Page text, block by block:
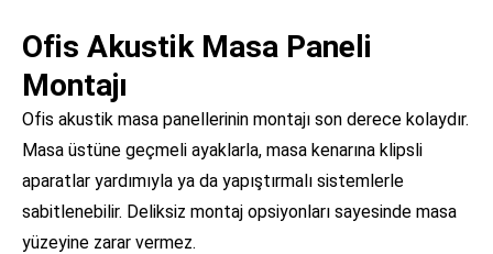
Ofis Akustik Masa Paneli
Montajı
Ofis akustik masa panellerinin montajı son derece kolaydır.
Masa üstüne geçmeli ayaklarla, masa kenarına klipsli
aparatlar yardımıyla ya da yapıştırmalı sistemlerle
sabitlenebilir. Deliksiz montaj opsiyonları sayesinde masa
yüzeyine zarar vermez.